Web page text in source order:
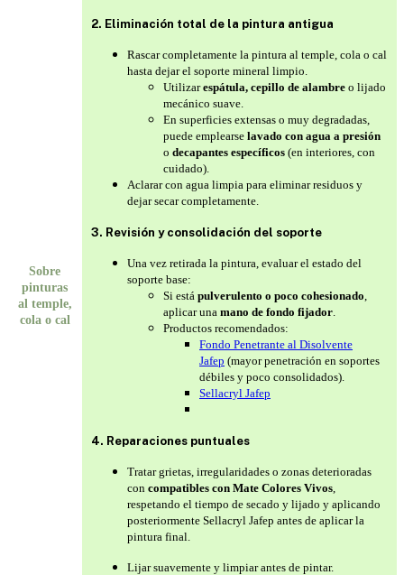
Sobre
pinturas
al temple,
cola o cal
2. Eliminación total de la pintura antigua
Rascar completamente la pintura al temple, cola o cal
hasta dejar el soporte mineral limpio.
Utilizarespátula, cepillo de alambre o lijado
mecánico suave.
En superficies extensas o muy degradadas,
puede emplearse lavado con agua a presión
o decapantes específicos (en interiores, con
cuidado).
Aclarar con agua limpia para eliminar residuos y
dejar secar completamente.
3. Revisión y consolidación del soporte
Una vez retirada la pintura, evaluar el estado del
soporte base:
Si está pulverulento o poco cohesionado
aplicar una mano de fondo fijador
Productos recomendados:
Fondo Penetrante al Disolvente
Jafep (mayor penetración en soportes
débiles y poco consolidados).
Sellacryl Jafep
4. Reparaciones puntuales
Tratar grietas, irregularidades o zonas deterioradas
con compatibles con Mate Colores Vivos
respetando el tiempo de secado y lijado y aplicando
posteriormente Sellacryl Jafep antes de aplicar la
pintura final.
Lijar suavemente y limpiar antes de pintar.